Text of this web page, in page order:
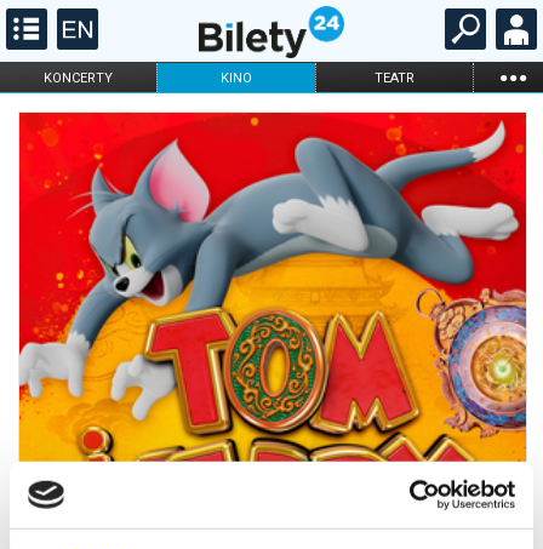
KONCERTY KINO TEATR ...
FILHARMONIA OPERA I BALET
STAND-UP
DLA DZIECI
KARNETY